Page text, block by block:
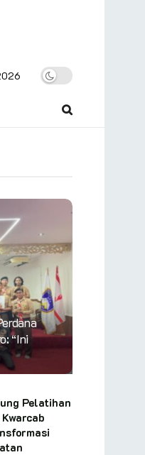
“Ini
Pelatihan